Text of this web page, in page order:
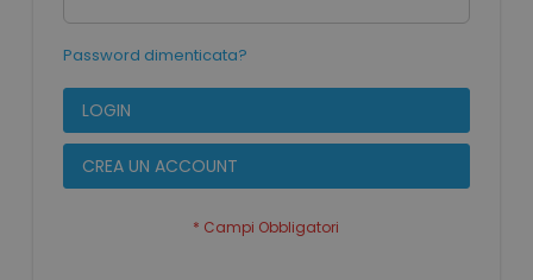
Password dimenticata?
LOGIN
CREA UN ACCOUNT